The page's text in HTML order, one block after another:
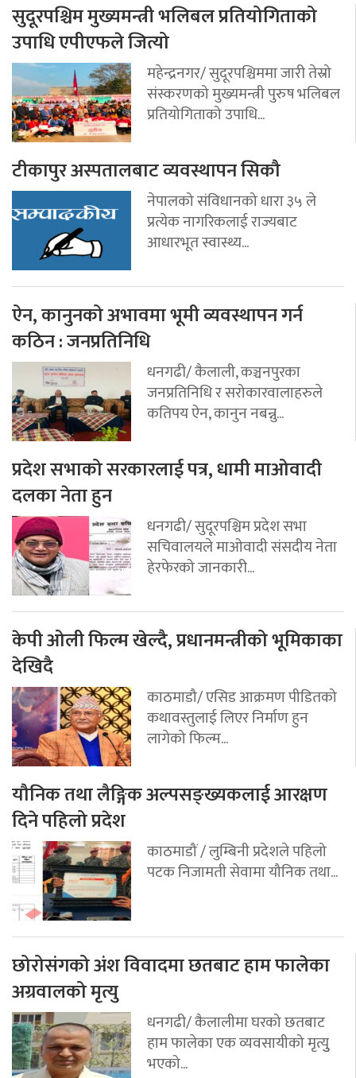
सुदूरपश्चिम मुख्यमन्त्री भलिबल प्रतियोगिताको
उपाधि एपीएफले जित्यो
महेन्द्रनगर/ सुदूरपश्चिममा जारी तेस्रो
संस्करणको मुख्यमन्त्री पुरुष भलिबल
प्रतियोगिताको उपाधि...
टीकापुर अस्पतालबाट व्यवस्थापन सिकौ
नेपालको संविधानको धारा ३५ ले
प्रत्येक नागरिकलाई राज्यबाट
आधारभूत स्वास्थ्य...
ऐन, कानुनको अभावमा भूमी व्यवस्थापन गर्न
कठिन : जनप्रतिनिधि
धनगढी/ कैलाली, कञ्चनपुरका
जनप्रतिनिधि र सरोकारवालाहरुले
कतिपय ऐन, कानुन नबन्नु...
प्रदेश सभाको सरकारलाई पत्र, धामी माओवादी
दलका नेता हुन
धनगढी/ सुदूरपश्चिम प्रदेश सभा
सचिवालयले माओवादी संसदीय नेता
हेरफेरको जानकारी...
केपी ओली फिल्म खेल्दै, प्रधानमन्त्रीको भूमिकाका
देखिदै
काठमाडौ/ एसिड आक्रमण पीडितको
कथावस्तुलाई लिएर निर्माण हुन
लागेको फिल्म...
यौनिक तथा लैङ्गिक अल्पसङ्ख्यकलाई आरक्षण
दिने पहिलो प्रदेश
काठमाडौं / लुम्बिनी प्रदेशले पहिलो
पटक निजामती सेवामा यौनिक तथा...
छोरोसंगको अंश विवादमा छतबाट हाम फालेका
अग्रवालको मृत्यु
धनगढी/ कैलालीमा घरको छतबाट
हाम फालेका एक व्यवसायीको मृत्युु
भएको...